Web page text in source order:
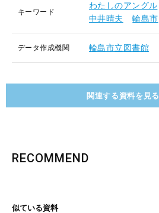
キーワード
わたしのアングル
中井晴夫
輪島市
データ作成機関 輪島市立図書館
関連する資料を見る
RECOMMEND
似ている資料